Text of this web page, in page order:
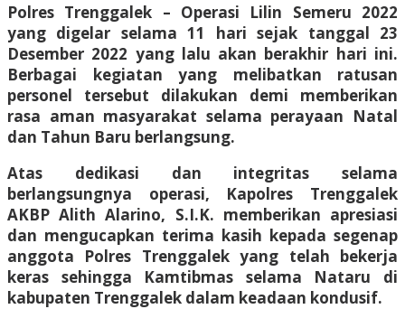
Polres Trenggalek – Operasi Lilin Semeru 2022
yang digelar selama 11 hari sejak tanggal 23
Desember 2022 yang lalu akan berakhir hari ini.
Berbagai kegiatan yang melibatkan ratusan
personel tersebut dilakukan demi memberikan
rasa aman masyarakat selama perayaan Natal
dan Tahun Baru berlangsung.
Atas dedikasi dan integritas selama
berlangsungnya operasi, Kapolres Trenggalek
AKBP Alith Alarino, S.I.K. memberikan apresiasi
dan mengucapkan terima kasih kepada segenap
anggota Polres Trenggalek yang telah bekerja
keras sehingga Kamtibmas selama Nataru di
kabupaten Trenggalek dalam keadaan kondusif.